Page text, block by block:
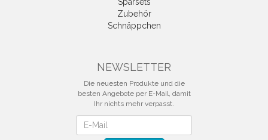
Zubehör
Schnäppchen
NEWSLETTER
Die neuesten Produkte und die
besten Angebote per E-Mail, damit
Ihr nichts mehr verpasst.